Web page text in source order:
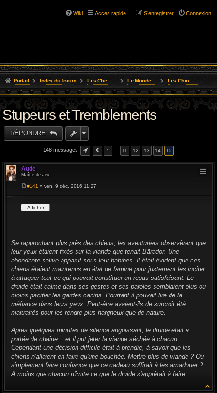
Wiki Accès rapide Connexion
S’enregistrer
Portail Index du forum Les Chemins de L'Aventure Le Monde D'Osgild Les Chroniques des Aventures
Stupeurs et Tremblements
RÉPONDRE
148 messages 1 11 12 13 14 15
Aude
Maître de Jeu
s
#141 » ven. 9 déc. 2016 11:27
Se rapprochant plus près des chiens, les aventuriers observèrent que
leur yeux étaient fixés sur la viande que tenait Bärador. Une
abondante salive apparut sous leur babines. Il était évident que ces
chiens étaient maintenus en état de famine pour justement les inciter
à attaquer tout ce qui pouvait constituer un repas satisfaisant. Le
druide était calme dans ses gestes et ses paroles semblaient plus ou
moins pacifier les gardes canins. Pourtant il pouvait lire de la
méfiance dans leurs yeux. Peut-être avaient-ils de surcroit été
maltraités pour les rendre plus hargneux que de nature.
Après quelques minutes de silence angoissant, le druide était à
portée de chaine... et il put jeter la viande séchée à chacun.
Cependant une décision difficile était à prendre, à savoir que les
chiens n'allaient en faire qu'une bouchée. Mettre plus de viande ? Ou
simplement faire confiance que ce cadeau suffirait à les amadouer ?
A moins que chacun n'imite ce que le druide s'apprêtait à faire...